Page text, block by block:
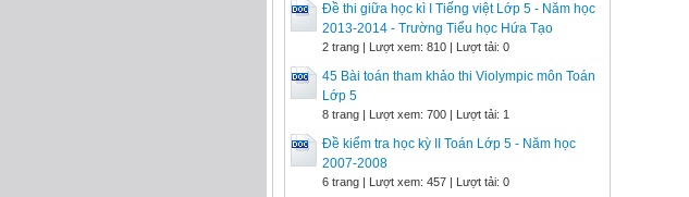
Đề thi giữa học kì I Tiếng việt Lớp 5 - Năm học
2013-2014 - Trường Tiểu học Hứa Tạo
2 trang | Lượt xem: 810 | Lượt tải: 0
45 Bài toán tham khảo thi Violympic môn Toán
Lớp 5
8 trang | Lượt xem: 700 | Lượt tải: 1
Đề kiểm tra học kỳ II Toán Lớp 5 - Năm học
2007-2008
6 trang | Lượt xem: 457 | Lượt tải: 0